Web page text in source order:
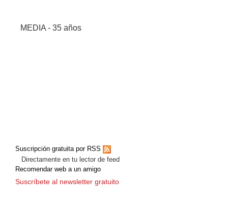
MEDIA - 35 años
Suscripción gratuita por RSS
Directamente en tu lector de feed
Recomendar web a un amigo
Suscríbete al newsletter gratuito